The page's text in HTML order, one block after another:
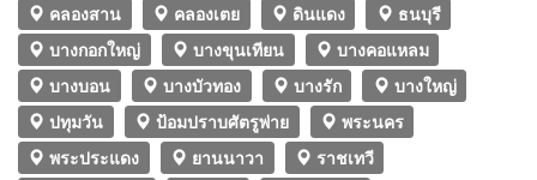
คลองสาน คลองเตย ดินแดง
ธนบุรี
บางกอกใหญ่
บางขุนเทียน
บางคอแหลม
บางบอน
บางบัวทอง บางรัก
บางใหญ่
ปทุมวัน
ป้อมปราบศัตรูพ่าย
พระนคร
พระประแดง
ยานนาวา
ราชเทวี